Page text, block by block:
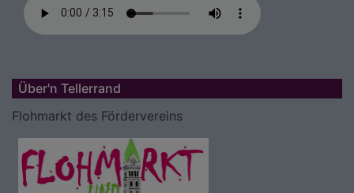
Über'n Tellerrand
Flohmarkt des Fördervereins